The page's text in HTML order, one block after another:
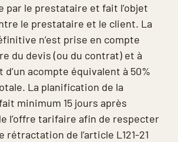
par le prestataire et fait l’objet
le prestataire et le client. La
n’est prise en compte
du devis (ou du contrat) et à
d’un acompte équivalent à 50%
La planification de la
minimum 15 jours après
l’offre tarifaire afin de respecter
rétractation de l’article L121-21